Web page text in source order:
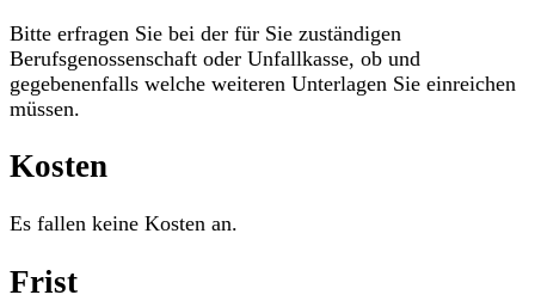
Bitte erfragen Sie bei der für Sie zuständigen
Berufsgenossenschaft oder Unfallkasse, ob und
gegebenenfalls welche weiteren Unterlagen Sie einreichen
müssen.
Kosten
Es fallen keine Kosten an.
Frist